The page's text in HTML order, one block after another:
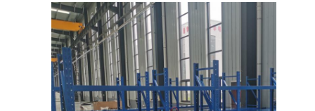
معلومات عنا